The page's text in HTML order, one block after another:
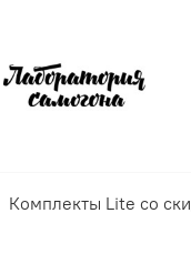
Комплекты Lite со